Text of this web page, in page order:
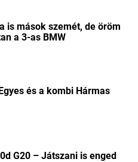
is mások szemét, de öröm
a 3-as BMW
és a kombi Hármas
G20 – Játszani is enged